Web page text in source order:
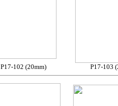
P17-102 (20mm) P17-103